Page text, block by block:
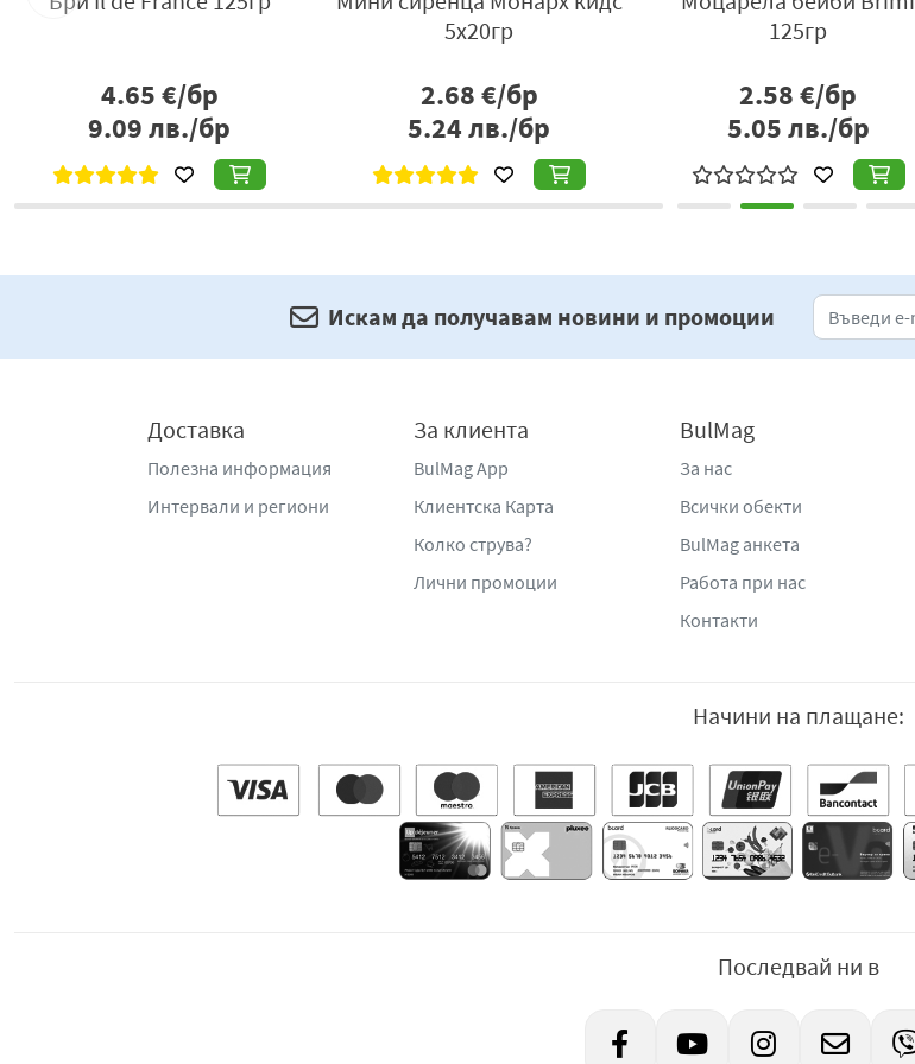
4.65€/бр
9.09лв./бр
5х20гр
2.68€/бр
5.24лв./бр
125гр
2.58€/бр
5.05лв./бр
Искам да получавам новини и промоции
Доставка
Полезна информация
Интервали и региони
За клиента
BulMag App
Клиентска Карта
Колко струва?
Лични промоции
BulMag
За нас
Всички обекти
BulMag анкета
Работа при нас
Контакти
Начини на плащане:
Последвай ни в